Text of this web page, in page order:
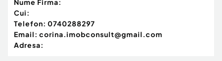
Nume Firma:
Cui:
Telefon: 0740288297
Email: corina.imobconsult@gmail.com
Adresa: